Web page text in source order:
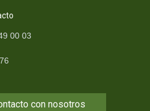
00 03
con nosotros